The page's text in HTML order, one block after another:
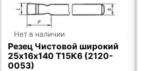
Нет в наличии
Резец Чистовой широкий
25х16х140 Т15К6 (2120-
0053)